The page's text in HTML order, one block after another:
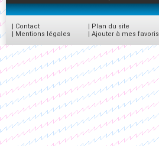
| Contact
| Mentions légales
| Plan du site
| Ajouter à mes favoris